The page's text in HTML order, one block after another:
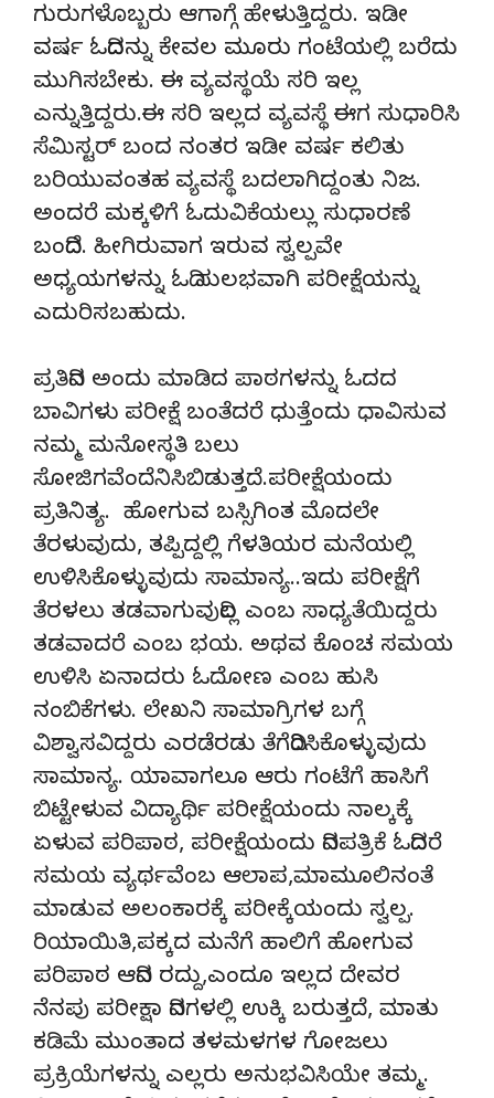
ಗುರುಗಳೊಬ್ಬರು ಆಗಾಗ್ಗೆ ಹೇಳುತ್ತಿದ್ದರು. ಇಡೀ
ವರ್ಷ ಓದಿದನ್ನು ಕೇವಲ ಮೂರು ಗಂಟೆಯಲ್ಲಿ ಬರೆದು
ಮುಗಿಸಬೇಕು. ಈ ವ್ಯವಸ್ಥಯೆ ಸರಿ ಇಲ್ಲ
ಎನ್ನುತ್ತಿದ್ದರು.ಈ ಸರಿ ಇಲ್ಲದ ವ್ಯವಸ್ಥೆ ಈಗ ಸುಧಾರಿಸಿ
ಸೆಮಿಸ್ಟರ್ ಬಂದ ನಂತರ ಇಡೀ ವರ್ಷ ಕಲಿತು
ಬರಿಯುವಂತಹ ವ್ಯವಸ್ಥೆ ಬದಲಾಗಿದ್ದಂತು ನಿಜ.
ಅಂದರೆ ಮಕ್ಕಳಿಗೆ ಓದುವಿಕೆಯಲ್ಲು ಸುಧಾರಣೆ
ಬಂದಿದೆ. ಹೀಗಿರುವಾಗ ಇರುವ ಸ್ವಲ್ಪವೇ
ಅಧ್ಯಯಗಳನ್ನು ಓದಿ ಸುಲಭವಾಗಿ ಪರೀಕ್ಷೆಯನ್ನು
ಎದುರಿಸಬಹುದು.
ಪ್ರತಿದಿನ ಅಂದು ಮಾಡಿದ ಪಾಠಗಳನ್ನು ಓದದ
ಬಾವಿಗಳು ಪರೀಕ್ಷೆ ಬಂತೆದರೆ ಧುತ್ತೆಂದು ಧಾವಿಸುವ
ನಮ್ಮ ಮನೋಸ್ಥತಿ ಬಲು
ಸೋಜಿಗವೆಂದೆನಿಸಿಬಿಡುತ್ತದೆ.ಪರೀಕ್ಷೆಯಂದು
ಪ್ರತಿನಿತ್ಯ. ಹೋಗುವ ಬಸ್ಸಿಗಿಂತ ಮೊದಲೇ
ತೆರಳುವುದು, ತಪ್ಪಿದ್ದಲ್ಲಿ ಗೆಳತಿಯರ ಮನೆಯಲ್ಲಿ
ಉಳಿಸಿಕೊಳ್ಳುವುದು ಸಾಮಾನ್ಯ..ಇದು ಪರೀಕ್ಷೆಗೆ
ತೆರಳಲು ತಡವಾಗುವುದಿಲ್ಲ ಎಂಬ ಸಾಧ್ಯತೆಯಿದ್ದರು
ತಡವಾದರೆ ಎಂಬ ಭಯ. ಅಥವ ಕೊಂಚ ಸಮಯ
ಉಳಿಸಿ ಏನಾದರು ಓದೋಣ ಎಂಬ ಹುಸಿ
ನಂಬಿಕೆಗಳು. ಲೇಖನಿ ಸಾಮಾಗ್ರಿಗಳ ಬಗ್ಗೆ
ವಿಶ್ವಾಸವಿದ್ದರು ಎರಡೆರಡು ತೆಗೆದಿರಿಸಿಕೊಳ್ಳುವುದು
ಸಾಮಾನ್ಯ. ಯಾವಾಗಲೂ ಆರು ಗಂಟೆಗೆ ಹಾಸಿಗೆ
ಬಿಟ್ಟೇಳುವ ವಿದ್ಯಾರ್ಥಿ ಪರೀಕ್ಷೆಯಂದು ನಾಲ್ಕಕ್ಕೆ
ಏಳುವ ಪರಿಪಾಠ, ಪರೀಕ್ಷೆಯಂದು ದಿನಪತ್ರಿಕೆ ಓದಿದರೆ
ಸಮಯ ವ್ಯರ್ಥವೆಂಬ ಆಲಾಪ,ಮಾಮೂಲಿನಂತೆ
ಮಾಡುವ ಅಲಂಕಾರಕ್ಕೆ ಪರೀಕ್ಕೆಯಂದು ಸ್ವಲ್ಪ.
ರಿಯಾಯಿತಿ,ಪಕ್ಕದ ಮನೆಗೆ ಹಾಲಿಗೆ ಹೋಗುವ
ಪರಿಪಾಠ ಆದಿನ ರದ್ದು,ಎಂದೂ ಇಲ್ಲದ ದೇವರ
ನೆನಪು ಪರೀಕ್ಷಾ ದಿನಗಳಲ್ಲಿ ಉಕ್ಕಿ ಬರುತ್ತದೆ, ಮಾತು
ಕಡಿಮೆ ಮುಂತಾದ ತಳಮಳಗಳ ಗೋಜಲು
ಪ್ರಕ್ರಿಯೆಗಳನ್ನು ಎಲ್ಲರು ಅನುಭವಿಸಿಯೇ ತಮ್ಮ.